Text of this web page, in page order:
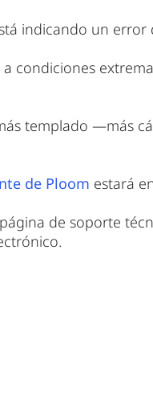
indicando un
condiciones
templado —más
de Ploom estará
de soporte